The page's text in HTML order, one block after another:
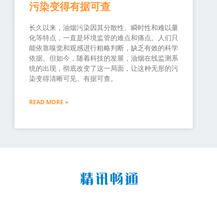
污染变得有据可查
长久以来，油烟污染因其分散性、瞬时性和难以量
化等特点，一直是环境监管的难点和痛点。人们只
能依靠嗅觉和观感进行粗略判断，缺乏有效的科学
依据。但如今，随着科技的发展，油烟在线监测系
统的出现，彻底改变了这一局面，让这种无形的污
染变得清晰可见、有据可查。
READ MORE »